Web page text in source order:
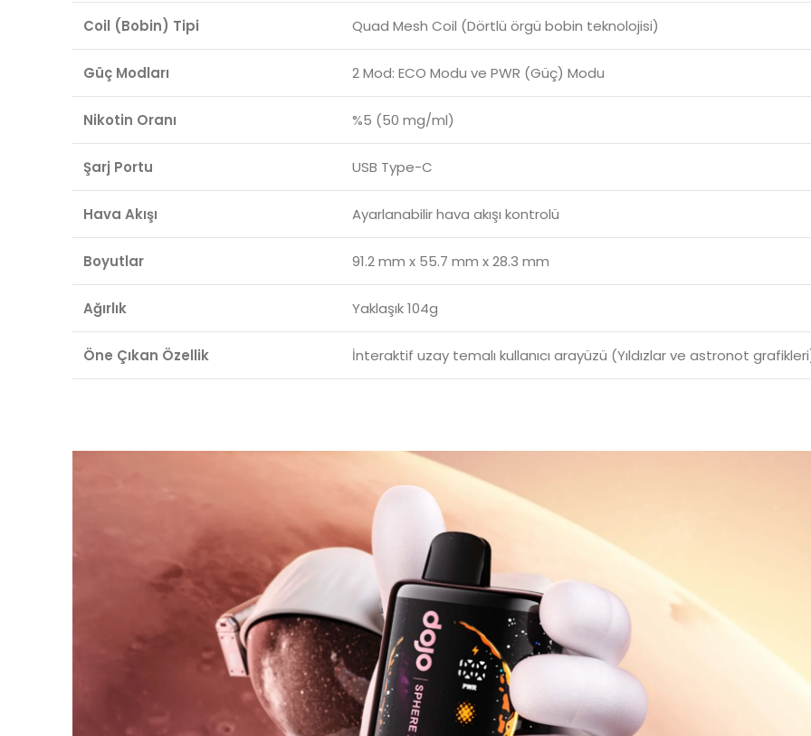
Coil (Bobin) Tipi Quad Mesh Coil (Dörtlü örgü bobin teknolojisi)
Güç Modları 2 Mod: ECO Modu ve PWR (Güç) Modu
Nikotin Oranı %5 (50 mg/ml)
Şarj Portu USB Type-C
Hava Akışı Ayarlanabilir hava akışı kontrolü
Boyutlar 91.2 mm x 55.7 mm x 28.3 mm
Ağırlık Yaklaşık 104g
Öne Çıkan Özellik İnteraktif uzay temalı kullanıcı arayüzü (Yıldızlar ve astronot